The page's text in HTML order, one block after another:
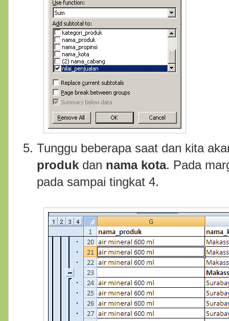
Tunggu beberapa saat dan kita
produk dan nama kota. Pada
pada sampai tingkat 4.